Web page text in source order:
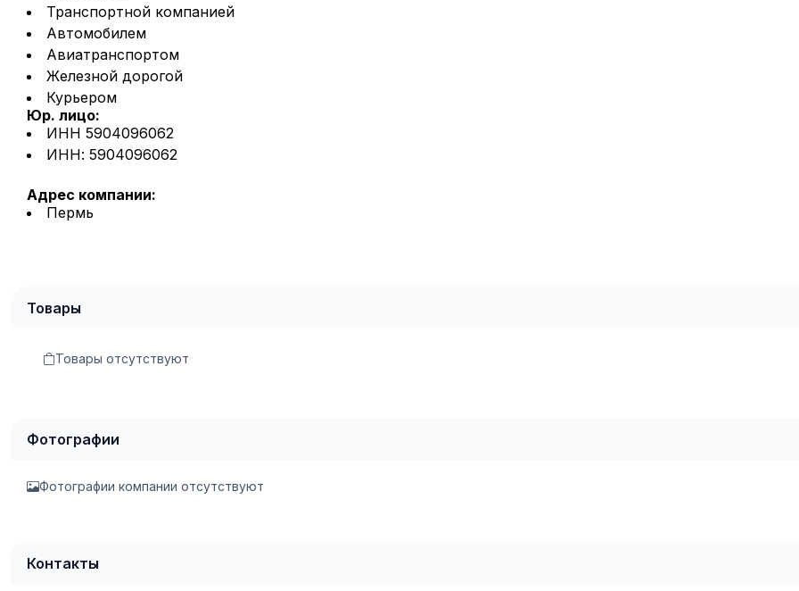
Транспортной компанией
Автомобилем
Авиатранспортом
Железной дорогой
Курьером
Юр. лицо:
ИНН 5904096062
ИНН: 5904096062
Адрес компании:
Пермь
Товары
Товары отсутствуют
Фотографии
Фотографии компании отсутствуют
Контакты